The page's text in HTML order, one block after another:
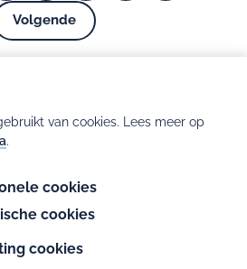
Pagina's
pagina
Volgende
Volgende
van cookies. Lees meer op
.
cookies
cookies
cookies